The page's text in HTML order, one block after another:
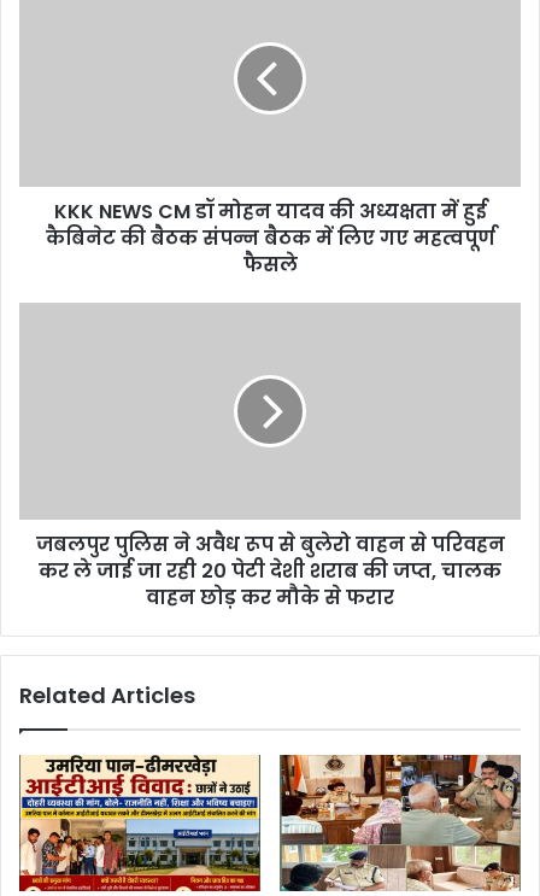
s
KKK NEWS CM डॉ मोहन यादव की अध्यक्षता में हुई
कैबिनेट की बैठक संपन्न बैठक में लिए गए महत्वपूर्ण
फैसले
जबलपुर पुलिस ने अवैध रूप से बुलेरो वाहन से परिवहन
कर ले जाई जा रही 20 पेटी देशी शराब की जप्त, चालक
वाहन छोड़ कर मौके से फरार
Related Articles